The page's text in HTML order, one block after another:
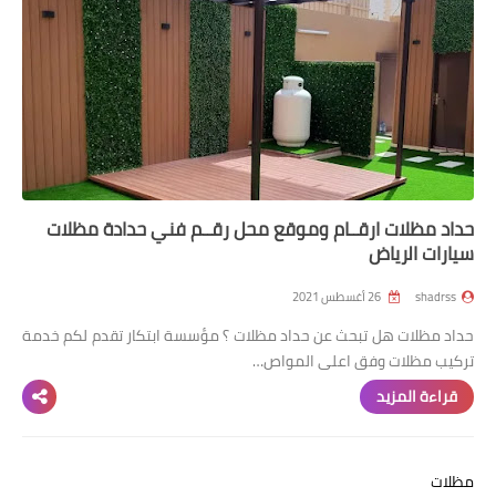
رابط فرعي
رابط فرعي
رابط فرعي
حداد مظلات ارقــام وموقع محل رقــم فني حدادة مظلات
سيارات الرياض
shadrss
حداد مظلات هل تبحث عن حداد مظلات ؟ مؤسسة ابتكار تقدم لكم خدمة
تركيب مظلات وفق اعلى المواص…
قراءة المزيد
مظلات